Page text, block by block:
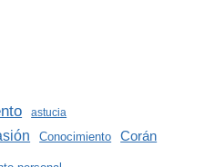
astucia
Conocimiento Corán